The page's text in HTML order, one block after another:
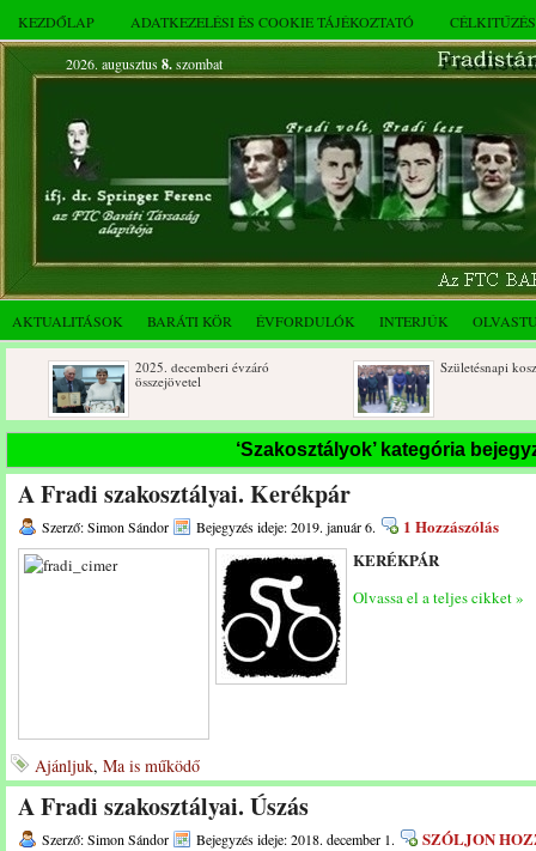
KEZDŐLAP ADATKEZELÉSI ÉS COOKIE TÁJÉKOZTATÓ
2026. augusztus 8.szombat
AKTUALITÁSOK BARÁTI KÖR ÉVFORDULÓK INTERJÚK
2025. decemberi évzáró
összejövetel
Születésnapi koszorúzások
‘Szakosztályok’ kategória
A Fradi szakosztályai. Kerékpár
Szerző: Simon Sándor Bejegyzés ideje: 2019. január 6.
1 Hozzászólás
KERÉKPÁR
Olvassa el a teljes cikket »
Ajánljuk, Ma is működő
A Fradi szakosztályai. Úszás
Szerző: Simon Sándor Bejegyzés ideje: 2018. december 1.
SZÓLJON